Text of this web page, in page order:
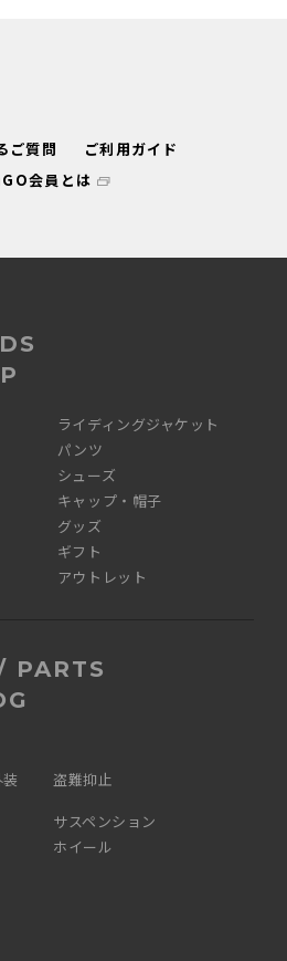
ご質問
ご利用ガイド
会員とは
ライディングジャケット
パンツ
シューズ
キャップ・帽子
グッズ
ギフト
アウトレット
PARTS
盗難抑止
サスペンション
ホイール